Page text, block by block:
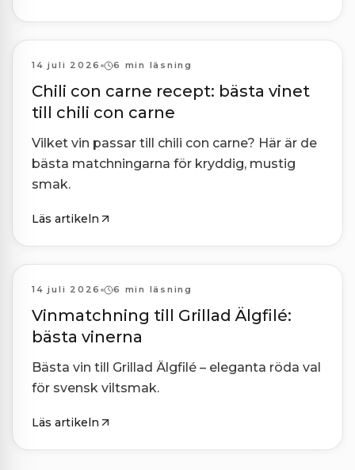
Kombinationer
14 juli 2026 6 min läsning
Chili con carne recept: bästa vinet
till chili con carne
Vilket vin passar till chili con carne? Här är de
bästa matchningarna för kryddig, mustig
smak.
Läs artikeln
Kombinationer
14 juli 2026 6 min läsning
Vinmatchning till Grillad Älgfilé:
bästa vinerna
Bästa vin till Grillad Älgfilé – eleganta röda val
för svensk viltsmak.
Läs artikeln